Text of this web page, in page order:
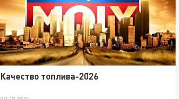
Качество топлива-2026